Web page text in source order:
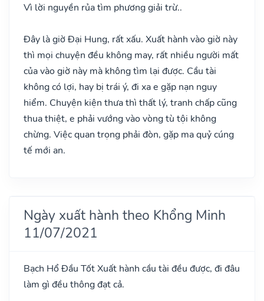
Vì lời nguyền rủa tìm phương giải trừ..
Đây là giờ Đại Hung, rất xấu. Xuất hành vào giờ này
thì mọi chuyện đều không may, rất nhiều người mất
của vào giờ này mà không tìm lại được. Cầu tài
không có lợi, hay bị trái ý, đi xa e gặp nạn nguy
hiểm. Chuyện kiện thưa thì thất lý, tranh chấp cũng
thua thiệt, e phải vướng vào vòng tù tội không
chừng. Việc quan trọng phải đòn, gặp ma quỷ cúng
tế mới an.
Ngày xuất hành theo Khổng Minh
11/07/2021
Bạch Hổ Đầu TốtXuất hành cầu tài đều được, đi đâu
làm gì đều thông đạt cả.